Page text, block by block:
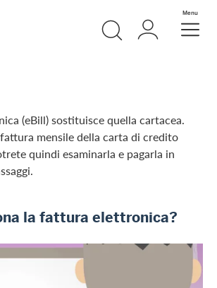
Meta Navigation
RicercaLogin Menu
(eBill) sostituisce quella cartacea.
mensile della carta di credito
quindi esaminarla e pagarla in
la fattura elettronica?